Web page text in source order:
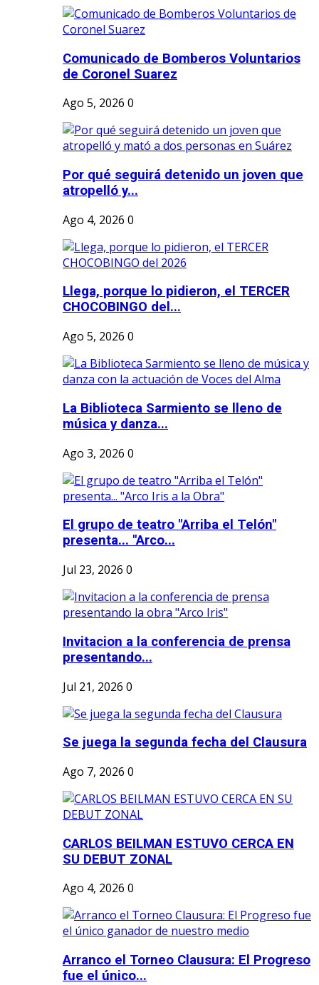
Comunicado de Bomberos Voluntarios
de Coronel Suarez
Ago 5, 2026 0
Por qué seguirá detenido un joven que
atropelló y...
Ago 4, 2026 0
Llega, porque lo pidieron, el TERCER
CHOCOBINGO del...
Ago 5, 2026 0
La Biblioteca Sarmiento se lleno de
música y danza...
Ago 3, 2026 0
El grupo de teatro "Arriba el Telón"
presenta... "Arco...
Jul 23, 2026 0
Invitacion a la conferencia de prensa
presentando...
Jul 21, 2026 0
Se juega la segunda fecha del Clausura
Ago 7, 2026 0
CARLOS BEILMAN ESTUVO CERCA EN
SU DEBUT ZONAL
Ago 4, 2026 0
Arranco el Torneo Clausura: El Progreso
fue el único...